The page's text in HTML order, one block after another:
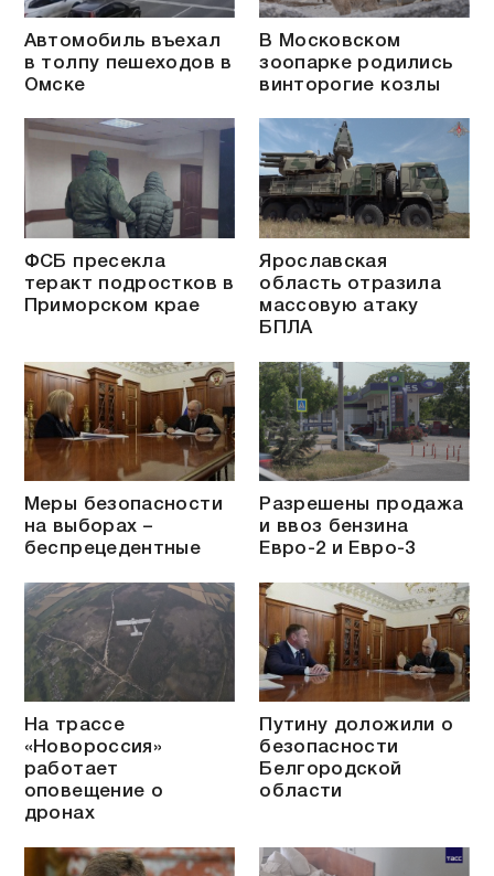
Автомобиль въехал
в толпу пешеходов в
Омске
В Московском
зоопарке родились
винторогие козлы
ФСБ пресекла
теракт подростков в
Приморском крае
Ярославская
область отразила
массовую атаку
БПЛА
Меры безопасности
на выборах –
беспрецедентные
Разрешены продажа
и ввоз бензина
Евро-2 и Евро-3
На трассе
«Новороссия»
работает
оповещение о
дронах
Путину доложили о
безопасности
Белгородской
области